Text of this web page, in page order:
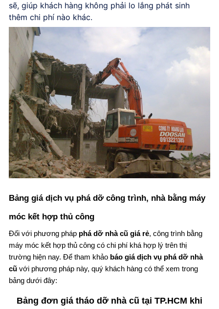
sẽ, giúp khách hàng không phải lo lắng phát sinh
thêm chi phí nào khác.
Bảng giá dịch vụ phá dỡ công trình, nhà bằng máy
móc kết hợp thủ công
Đối với phương pháp phá dỡ nhà cũ giá rẻ, công trình bằng
máy móc kết hợp thủ công có chi phí khá hợp lý trên thị
trường hiện nay. Để tham khảo báo giá dịch vụ phá dỡ nhà
cũ với phương pháp này, quý khách hàng có thể xem trong
bảng dưới đây:
Bảng đơn giá tháo dỡ nhà cũ tại TP.HCM khi